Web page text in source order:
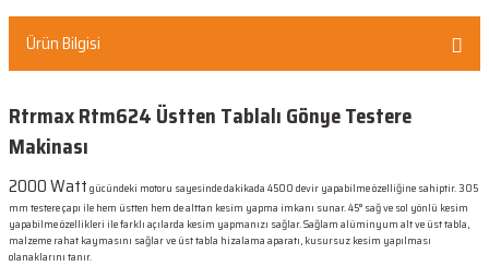
Ürün Bilgisi
Rtrmax Rtm624 Üstten Tablalı Gönye Testere
Makinası
2000 Wattgücündeki motoru sayesinde dakikada 4500 devir yapabilme özelliğine sahiptir. 305
mm testere çapı ile hem üstten hem de alttan kesim yapma imkanı sunar. 45° sağ ve sol yönlü kesim
yapabilme özellikleri ile farklı açılarda kesim yapmanızı sağlar. Sağlam alüminyum alt ve üst tabla,
malzeme rahat kaymasını sağlar ve üst tabla hizalama aparatı, kusursuz kesim yapılması
olanaklarını tanır.